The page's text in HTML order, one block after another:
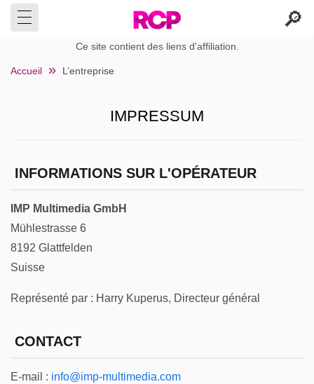
Ce site contient des liens d'affiliation.
Accueil L’entreprise
IMPRESSUM
INFORMATIONS SUR L'OPÉRATEUR
IMP Multimedia GmbH
Mühlestrasse 6
8192 Glattfelden
Suisse
Représenté par : Harry Kuperus, Directeur général
CONTACT
E-mail : info@imp-multimedia.com